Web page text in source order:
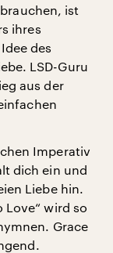
ist
ihres
des
LSD-Guru
aus der
Imperativ
dich ein und
Liebe hin.
Love“ wird so
Grace